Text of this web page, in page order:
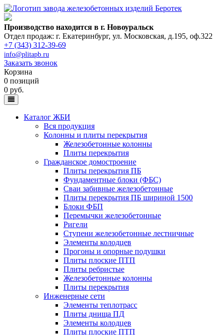
Производство находится в г. Новоуральск
Отдел продаж: г. Екатеринбург, ул. Московская, д.195, оф.322
+7 (343) 312-39-69
info@plitapb.ru
Заказать звонок
Корзина
0 позиций
0 руб.
Каталог ЖБИ
Вся продукция
Колонны и плиты перекрытия
Железобетонные колонны
Плиты перекрытия
Гражданское домостроение
Плиты перекрытия ПБ
Фундаментные блоки (ФБС)
Сваи забивные железобетонные
Плиты перекрытия ПБ шириной 1500
Блоки ФБП
Перемычки железобетонные
Ригели
Ступени железобетонные лестничные
Элементы колодцев
Прогоны и опорные подушки
Плиты плоские ПТП
Плиты ребристые
Железобетонные колонны
Плиты перекрытия
Инженерные сети
Элементы теплотрасс
Плиты днища ПД
Элементы колодцев
Плиты плоские ПТП